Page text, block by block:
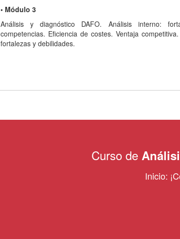
• Módulo 3
Análisis y diagnóstico DAFO. Análisis interno:
competencias. Eficiencia de costes. Ventaja
fortalezas y debilidades.
Curso de
Inicio: